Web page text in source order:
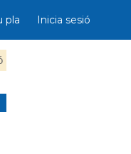
pla Inicia sesió